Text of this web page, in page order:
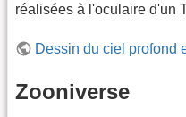
réalisées à l'oculaire d'un
Dessin du ciel profond
Zooniverse